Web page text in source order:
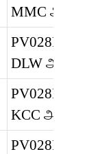
MMC அறிமுகம்
DLW அறிமுகம்
KCC அறிமுகம்